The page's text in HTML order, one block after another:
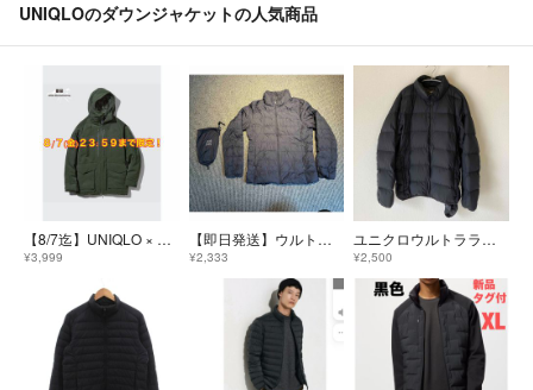
UNIQLOのダウンジャケットの人気商品
【8/7迄】UNIQLO × White Mountaineering ハイブリッドダウンオーバーサイズパーカ ダークグリーン L
¥3,999
【即日発送】ウルトラライトダウン ネイビー M
¥2,333
ユニクロウルトラライトダウン
¥2,500